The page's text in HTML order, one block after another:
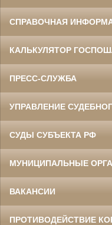
СПРАВОЧНАЯ
КАЛЬКУЛЯТОР
ПРЕСС-СЛУЖБА
УПРАВЛЕНИЕ
СУДЫ СУБЪЕКТА РФ
МУНИЦИПАЛЬНЫЕ
ВАКАНСИИ
ПРОТИВОДЕЙСТВИЕ